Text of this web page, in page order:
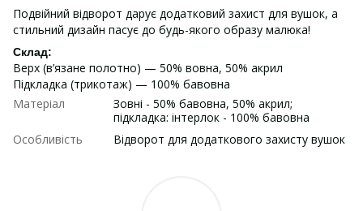
Подвійний відворот дарує додатковий захист для вушок, а
стильний дизайн пасує до будь-якого образу малюка!
Склад:
Верх (в’язане полотно) — 50% вовна, 50% акрил
Підкладка (трикотаж) — 100% бавовна
Матеріал
Зовні - 50% бавовна, 50% акрил;
підкладка: інтерлок - 100% бавовна
Особливість
Відворот для додаткового захисту вушок